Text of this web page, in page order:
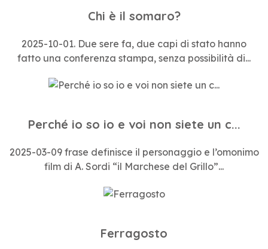
Chi è il somaro?
2025-10-01. Due sere fa, due capi di stato hanno
fatto una conferenza stampa, senza possibilità di...
Perché io so io e voi non siete un c...
2025-03-09 frase definisce il personaggio e l’omonimo
film di A. Sordi “il Marchese del Grillo”...
Ferragosto